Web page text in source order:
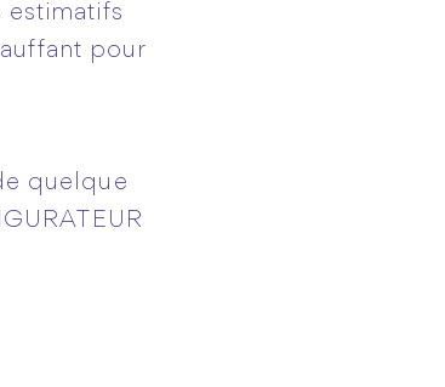
estimatifs
pour
quelque